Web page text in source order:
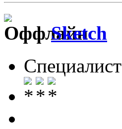
Sketch
Специалист